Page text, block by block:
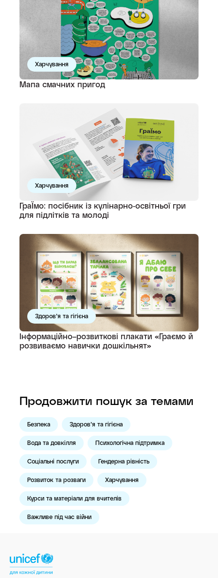
Харчування
Мапа смачних пригод
Харчування
ГраЇмо: посібник із кулінарно-освітньої гри
для підлітків та молоді
Здоров’я та гігієна
Інформаційно–розвиткові плакати «Граємо й
розвиваємо навички дошкільнят»
Продовжити пошук за темами
Безпека Здоров’я та гігієна
Вода та довкілля Психологічна підтримка
Соціальні послуги Гендерна рівність
Розвиток та розваги Харчування
Курси та матеріали для вчителів
Важливе під час війни